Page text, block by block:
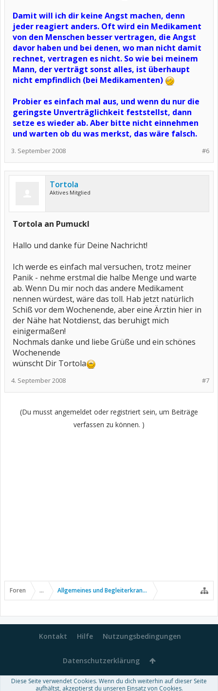
Damit will ich dir keine Angst machen, denn
jeder reagiert anders. Oft wird ein Medikament
von den Menschen besser vertragen, die Angst
davor haben und bei denen, wo man nicht damit
rechnet, vertragen es nicht. So wie bei meinem
Mann, der verträgt sonst alles, ist überhaupt
nicht empfindlich (bei Medikamenten)
Probier es einfach mal aus, und wenn du nur die
geringste Unverträglichkeit feststellst, dann
setze es wieder ab. Aber bitte nicht einnehmen
und warten ob du was merkst, das wäre falsch.
#6
3. September 2008
Tortola
Aktives Mitglied
Tortola an Pumuckl
Hallo und danke für Deine Nachricht!
Ich werde es einfach mal versuchen, trotz meiner
Panik - nehme erstmal die halbe Menge und warte
ab. Wenn Du mir noch das andere Medikament
nennen würdest, wäre das toll. Hab jetzt natürlich
Schiß vor dem Wochenende, aber eine Ärztin hier in
der Nähe hat Notdienst, das beruhigt mich
einigermaßen!
Nochmals danke und liebe Grüße und ein schönes
Wochenende
wünscht Dir Tortola
#7
4. September 2008
(Du musst angemeldet oder registriert sein, um Beiträge
verfassen zu können. )
Foren ... Allgemeines und Begleiterkrankungen
Kontakt Hilfe Nutzungsbedingungen
Datenschutzerklärung
Forum software by XenForo™-Deutsch von xenDach
Diese Seite verwendet Cookies. Wenn du dich weiterhin auf dieser Seite
aufhältst, akzeptierst du unseren Einsatz von Cookies.